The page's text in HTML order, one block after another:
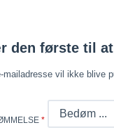
den første til at
mailadresse vil ikke blive
*